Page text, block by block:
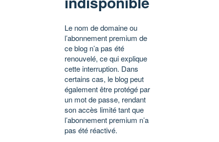
Le nom de domaine ou
l’abonnement premium de
ce blog n’a pas été
renouvelé, ce qui explique
cette interruption. Dans
certains cas, le blog peut
également être protégé par
un mot de passe, rendant
son accès limité tant que
l’abonnement premium n’a
pas été réactivé.